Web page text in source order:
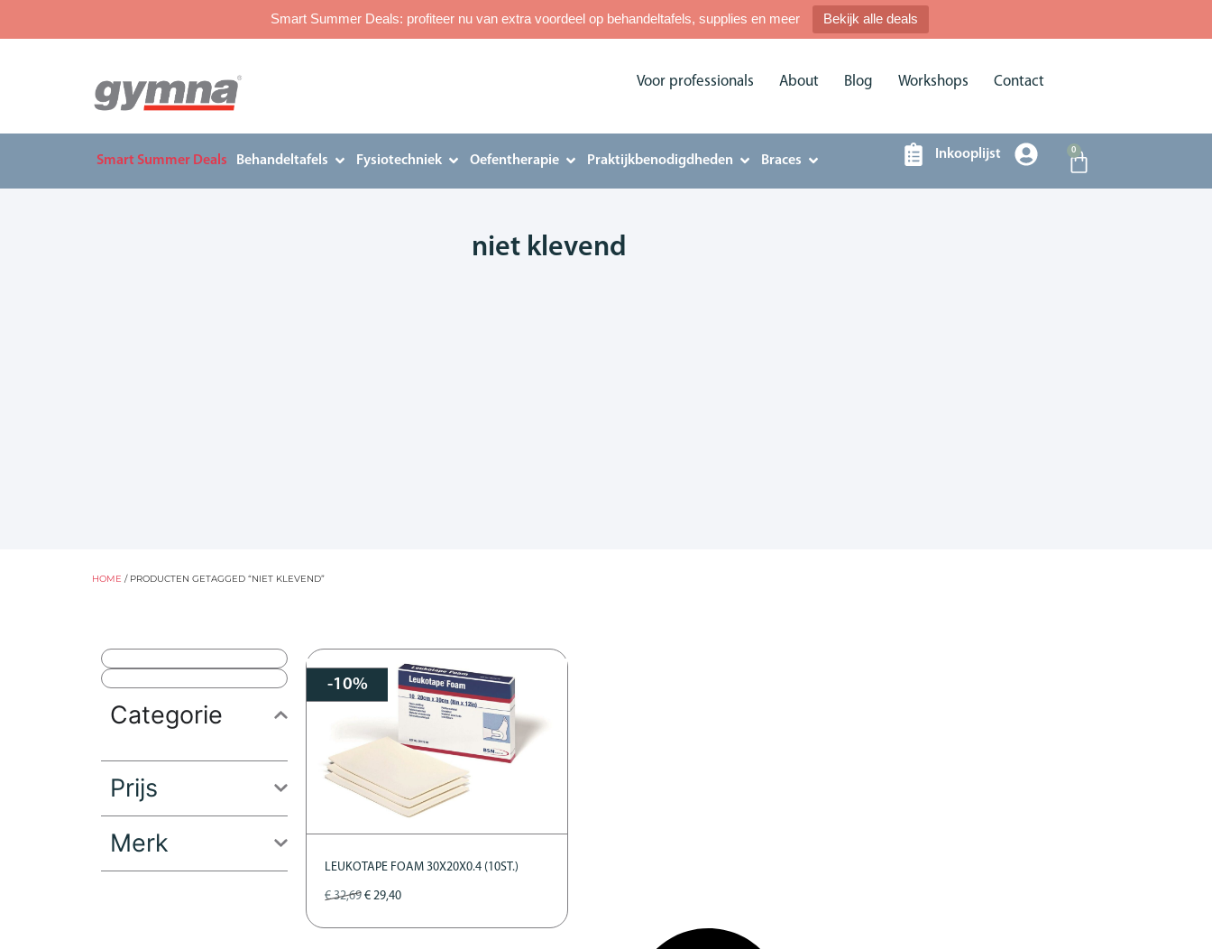
Smart Summer Deals: profiteer nu van extra voordeel op behandeltafels, supplies en meer Bekijk alle deals
Voor professionals About Blog Workshops Contact
Smart Summer Deals Behandeltafels Fysiotechniek Oefentherapie Praktijkbenodigdheden Braces Inkooplijst 0
niet klevend
HOME / PRODUCTEN GETAGGED “NIET KLEVEND”
Categorie
Prijs
Merk
-10%
LEUKOTAPE FOAM 30X20X0.4 (10ST.)
€32,69 € 29,40